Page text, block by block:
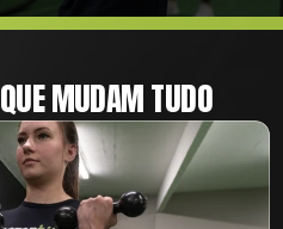
QUE MUDAM TUDO